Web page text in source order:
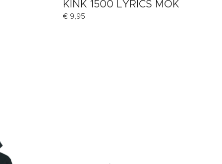
KINK 1500 LYRICS MOK
€ 9,95